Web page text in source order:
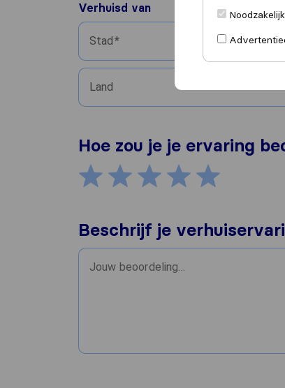
Verhuisd van
Stad
Land
Hoe zou je je ervaring
Beschrijf je